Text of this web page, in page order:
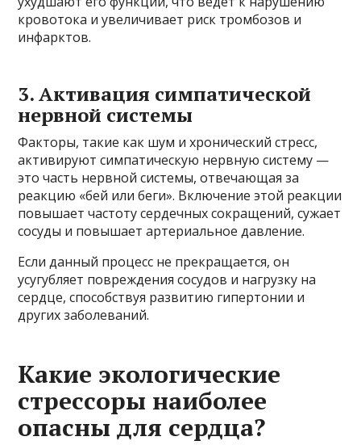
кровотока и увеличивает риск тромбозов и
инфарктов.
3. Активация симпатической
нервной системы
Факторы, такие как шум и хронический стресс,
активируют симпатическую нервную систему —
это часть нервной системы, отвечающая за
реакцию «бей или беги». Включение этой реакции
повышает частоту сердечных сокращений, сужает
сосуды и повышает артериальное давление.
Если данный процесс не прекращается, он
усугубляет повреждения сосудов и нагрузку на
сердце, способствуя развитию гипертонии и
других заболеваний.
Какие экологические
стрессоры наиболее
опасны для сердца?